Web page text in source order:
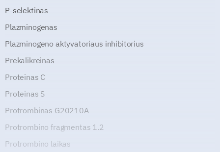
P-selektinas
Plazminogenas
Plazminogeno aktyvatoriaus inhibitorius
Prekalikreinas
Proteinas C
Proteinas S
Protrombinas G20210A
Protrombino fragmentas 1.2
Protrombino laikas